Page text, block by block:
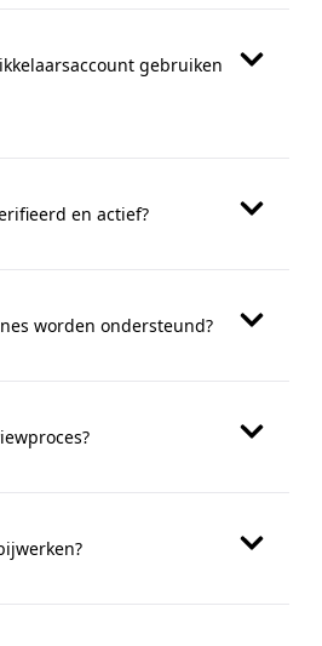
gebruiken
en actief?
worden ondersteund?